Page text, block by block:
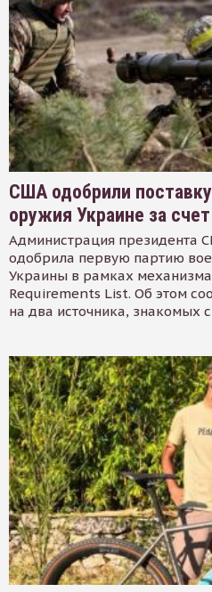
США одобрили
оружия Украине за
Администрация президента
одобрила первую партию
Украины в рамках
Requirements List. Об этом
на два источника, знакомых